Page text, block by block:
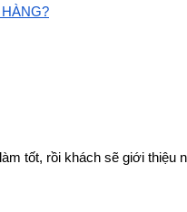
tốt, rồi khách sẽ giới thiệu